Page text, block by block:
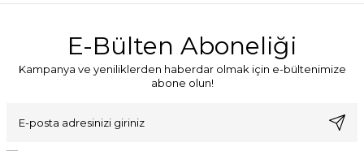
E-Bülten Aboneliği
Kampanya ve yeniliklerden haberdar olmak için e-bültenimize
abone olun!